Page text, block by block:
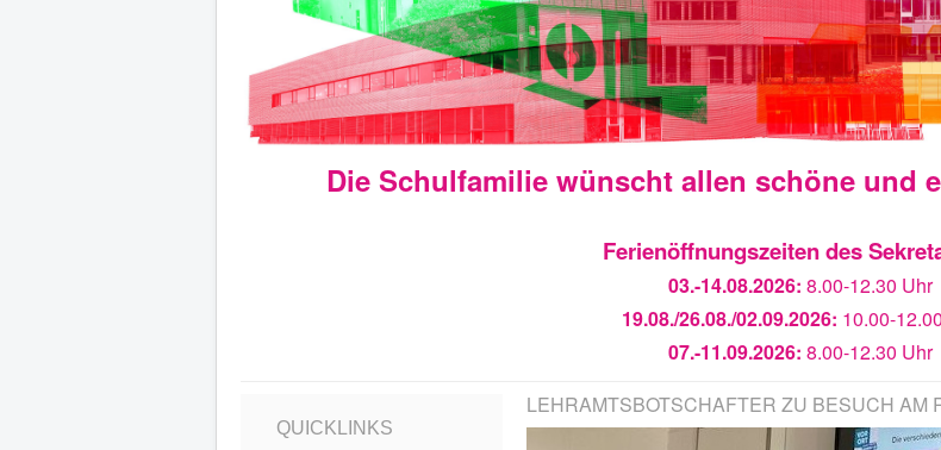
Die Schulfamilie wünscht allen schöne und
Ferienöffnungszeiten des
03.-14.08.2026: 8.00-12.30 Uhr
19.08./26.08./02.09.2026: 10.00-
07.-11.09.2026: 8.00-12.30 Uhr
QUICKLINKS
LEHRAMTSBOTSCHAFTER ZU BESUCH AM